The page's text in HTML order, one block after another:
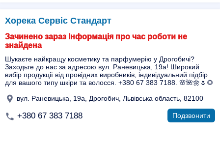
Хорека Сервіс Стандарт
Зачинено зараз Інформація про час роботи не
знайдена
Шукаєте найкращу косметику та парфумерію у Дрогобичі?
Заходьте до нас за адресою вул. Раневицька, 19а! Широкий
вибір продукції від провідних виробників, індивідуальний підбір
для вашого типу шкіри та волосся. +380 67 383 7188. 🌸🌺🌼🌷🌻
вул. Раневицька, 19а, Дрогобич, Львівська область, 82100
+380 67 383 7188 Подзвонити